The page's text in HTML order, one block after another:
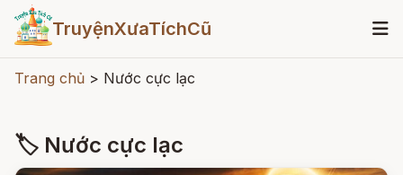
TruyệnXưaTíchCũ
Trang chủ > Nước cực lạc
🏷 Nước cực lạc